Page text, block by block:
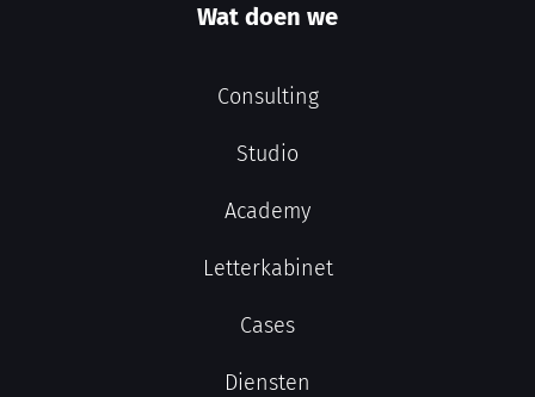
Wat doen we
Consulting
Studio
Academy
Letterkabinet
Cases
Diensten